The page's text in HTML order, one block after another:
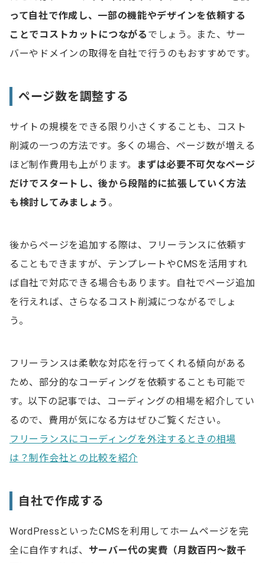
って自社で作成し、一部の機能やデザインを依頼する
ことでコストカットにつながる でしょう。また、サー
バーやドメインの取得を自社で行うのもおすすめです。
ページ数を調整する
サイトの規模をできる限り小さくすることも、コスト
削減の一つの方法です。多くの場合、ページ数が増える
ほど制作費用も上がります。
まずは必要不可欠なページ
だけでスタートし、後から段階的に拡張していく方法
も検討してみましょう 。
後からページを追加する際は、フリーランスに依頼す
ることもできますが、テンプレートやCMSを活用すれ
ば自社で対応できる場合もあります。自社でページ追加
を行えれば、さらなるコスト削減につながるでしょ
う。
フリーランスは柔軟な対応を行ってくれる傾向がある
ため、部分的なコーディングを依頼することも可能で
す。以下の記事では、コーディングの相場を紹介してい
るので、費用が気になる方はぜひご覧ください。
フリーランスにコーディングを外注するときの相場
は？制作会社との比較を紹介
自社で作成する
WordPressといったCMSを利用してホームページを完
全に自作すれば、 サーバー代の実費（月数百円〜数千